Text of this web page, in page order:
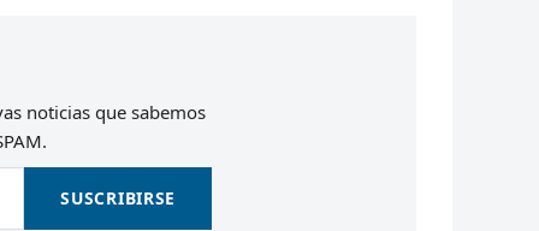
noticias que sabemos
SUSCRIBIRSE